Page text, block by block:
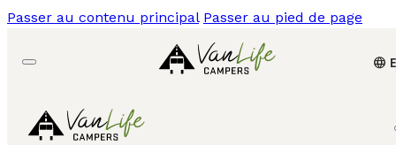
Passer au contenu principal Passer au pied de page
language